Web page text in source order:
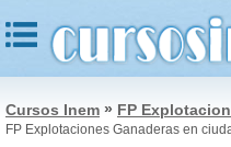
Cursos Inem » FP
FP Explotaciones Ganaderas en